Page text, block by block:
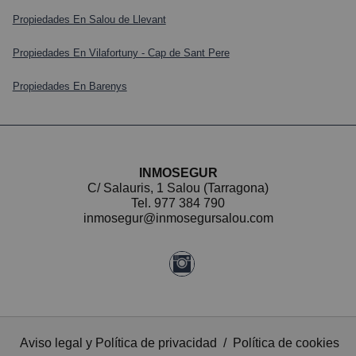
Propiedades En Salou de Llevant
Propiedades En Vilafortuny - Cap de Sant Pere
Propiedades En Barenys
INMOSEGUR
C/ Salauris, 1 Salou (Tarragona)
Tel. 977 384 790
inmosegur@inmosegursalou.com
Aviso legal y Política de privacidad / Política de cookies